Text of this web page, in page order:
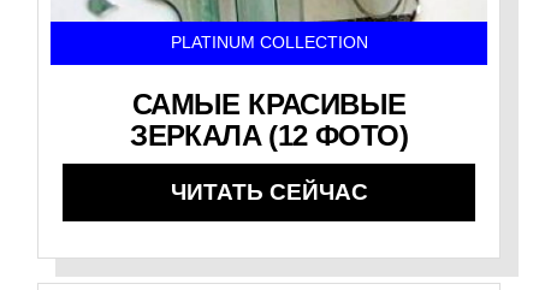
PLATINUM COLLECTION
САМЫЕ КРАСИВЫЕ
ЗЕРКАЛА (12 ФОТО)
ЧИТАТЬ СЕЙЧАС